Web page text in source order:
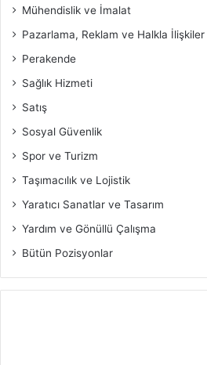
Mühendislik ve İmalat
Pazarlama, Reklam ve Halkla İlişkiler
Perakende
Sağlık Hizmeti
Satış
Sosyal Güvenlik
Spor ve Turizm
Taşımacılık ve Lojistik
Yaratıcı Sanatlar ve Tasarım
Yardım ve Gönüllü Çalışma
Bütün Pozisyonlar